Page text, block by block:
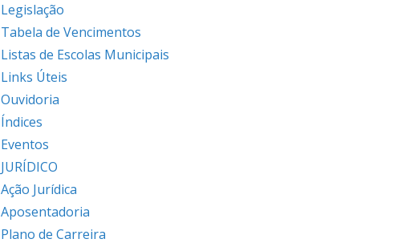
Legislação
Tabela de Vencimentos
Listas de Escolas Municipais
Links Úteis
Ouvidoria
Índices
Eventos
JURÍDICO
Ação Jurídica
Aposentadoria
Plano de Carreira